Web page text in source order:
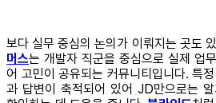
보다 실무 중심의 논의가 이뤄지는 곳도
머스는 개발자 직군을 중심으로 실제 업
어 고민이 공유되는 커뮤니티입니다. 특
과 답변이 축적되어 있어 JD만으로는